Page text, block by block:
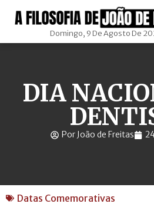
Domingo, 9 De Agosto De
DIA
Por João de Freitas
Datas Comemorativas